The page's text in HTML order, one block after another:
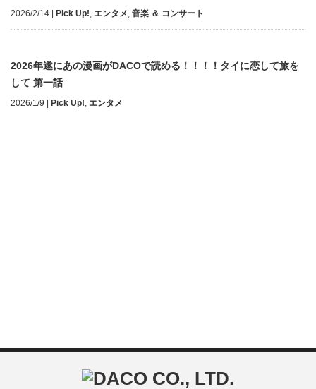
2026/2/14 Pick Up!, エンタメ, 音楽 ＆ コンサート
2026年遂にあの漫画がDACOで読める！！！！タイに恋して旅を
して 第一話
2026/1/9 Pick Up!, エンタメ